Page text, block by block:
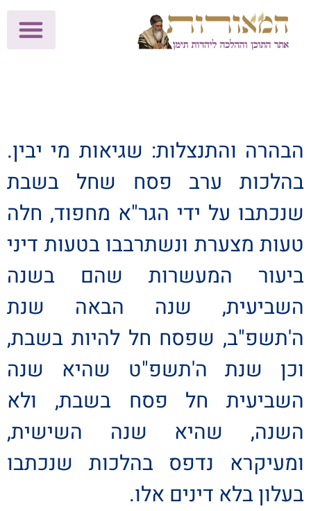
הבהרה והתנצלות: שגיאות מי יבין.
בהלכות ערב פסח שחל בשבת
שנכתבו על ידי הגר"א מחפוד, חלה
טעות מצערת ונשתרבבו בטעות דיני
ביעור המעשרות שהם בשנה
השביעית, שנה הבאה שנת
ה'תשפ"ב, שפסח חל להיות בשבת,
וכן שנת ה'תשפ"ט שהיא שנה
השביעית חל פסח בשבת, ולא
השנה, שהיא שנה השישית,
ומעיקרא נדפס בהלכות שנכתבו
בעלון בלא דינים אלו.